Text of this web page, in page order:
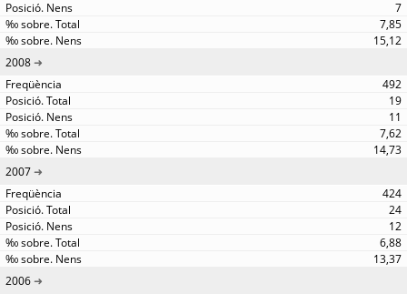
7
7,85
15,12
2008
492
19
11
7,62
14,73
2007
424
24
12
6,88
13,37
2006